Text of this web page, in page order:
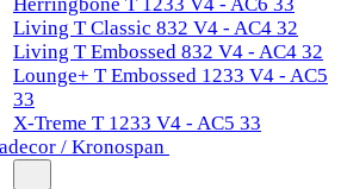
Living T Classic 832 V4 - AC4 32
Living T Embossed 832 V4 - AC4 32
Lounge+ T Embossed 1233 V4 - AC5
33
X-Treme T 1233 V4 - AC5 33
/ Kronospan